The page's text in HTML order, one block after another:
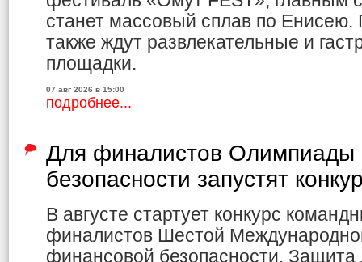
станет массовый сплав по Енисею.
также ждут развлекательные и
площадки.
07 авг 2026 в 15:00
подробнее...
Для финалистов Олимпиады
безопасности запустят
В августе стартует конкурс
финалистов Шестой
финансовой безопасности. Защита